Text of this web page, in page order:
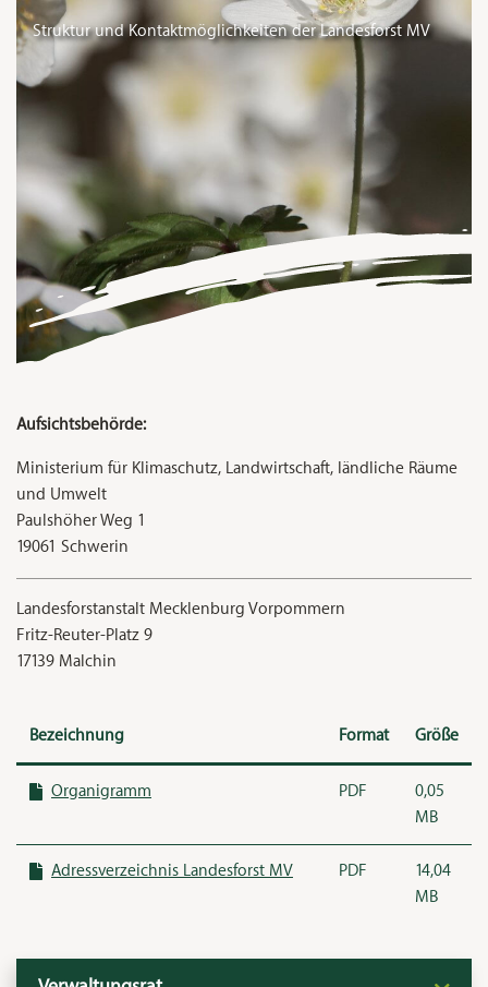
Struktur und Kontaktmöglichkeiten der Landesforst MV
Aufsichtsbehörde:
Ministerium für Klimaschutz, Landwirtschaft, ländliche Räume
und Umwelt
Paulshöher Weg 1
19061 Schwerin
Landesforstanstalt Mecklenburg Vorpommern
Fritz-Reuter-Platz 9
17139 Malchin
Bezeichnung Format Größe
Organigramm PDF
0,05
MB
Adressverzeichnis Landesforst MV PDF
14,04
MB